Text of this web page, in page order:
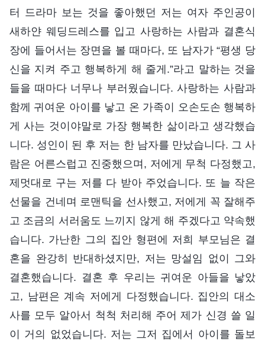
터 드라마 보는 것을 좋아했던 저는 여자 주인공이
새하얀 웨딩드레스를 입고 사랑하는 사람과 결혼식
장에 들어서는 장면을 볼 때마다, 또 남자가 “평생 당
신을 지켜 주고 행복하게 해 줄게.”라고 말하는 것을
들을 때마다 너무나 부러웠습니다. 사랑하는 사람과
함께 귀여운 아이를 낳고 온 가족이 오손도손 행복하
게 사는 것이야말로 가장 행복한 삶이라고 생각했습
니다. 성인이 된 후 저는 한 남자를 만났습니다. 그 사
람은 어른스럽고 진중했으며, 저에게 무척 다정했고,
제멋대로 구는 저를 다 받아 주었습니다. 또 늘 작은
선물을 건네며 로맨틱을 선사했고, 저에게 꼭 잘해주
고 조금의 서러움도 느끼지 않게 해 주겠다고 약속했
습니다. 가난한 그의 집안 형편에 저희 부모님은 결
혼을 완강히 반대하셨지만, 저는 망설임 없이 그와
결혼했습니다. 결혼 후 우리는 귀여운 아들을 낳았
고, 남편은 계속 저에게 다정했습니다. 집안의 대소
사를 모두 알아서 척척 처리해 주어 제가 신경 쓸 일
이 거의 없었습니다. 저는 그저 집에서 아이를 돌보